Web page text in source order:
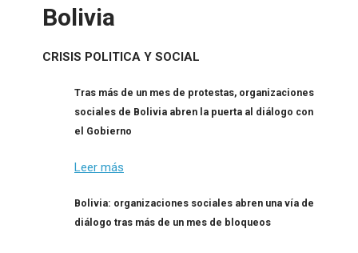
Bolivia
CRISIS POLITICA Y SOCIAL
Tras más de un mes de protestas, organizaciones
sociales de Bolivia abren la puerta al diálogo con
el Gobierno
Leer más
Bolivia: organizaciones sociales abren una vía de
diálogo tras más de un mes de bloqueos